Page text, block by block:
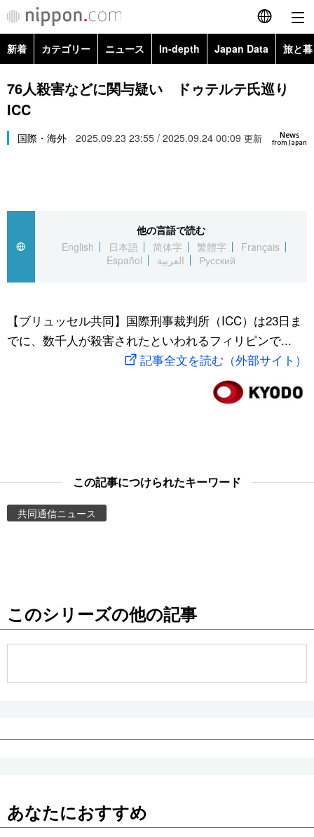
English
简体字
Русский
カテゴリー
経済・ビジネス
国際
文化
トップ
アーカイブ
In-depth
Japan Data
動画/Live
お知らせ
新着 カテゴリー ニュース In-depth Japan Data 旅と
政治・外交
経済・ビジネス
スポーツ・東京2020
Topics
76人殺害などに関与疑い ドゥテルテ氏巡り
ICC
News
from Japan
国際・海外 2025.09.23 23:55 / 2025.09.24 00:09 更新
他の言語で読む
English
日本語 简体字 繁體字
Français
Español
العربية Русский
【ブリュッセル共同】国際刑事裁判所（ICC）は23日ま
でに、数千人が殺害されたといわれるフィリピンで...
記事全文を読む（外部サイト）
この記事につけられたキーワード
共同通信ニュース
このシリーズの他の記事
あなたにおすすめ